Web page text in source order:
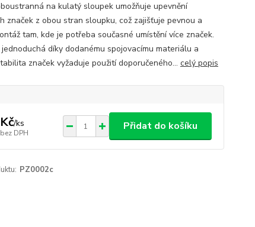
na kulatý sloupek umožňuje upevnění
značek z obou stran sloupku, což zajišťuje pevnou a
tam, kde je potřeba současné umístění více značek.
díky dodanému spojovacímu materiálu a
značek vyžaduje použití doporučeného... celý popis
/ks
bez DPH
Přidat do košíku
PZ0002c